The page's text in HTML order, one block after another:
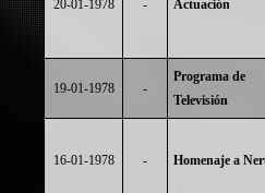
20-01-1978 - Actuación
19-01-1978 -
Programa de
Televisión
16-01-1978 - Homenaje a